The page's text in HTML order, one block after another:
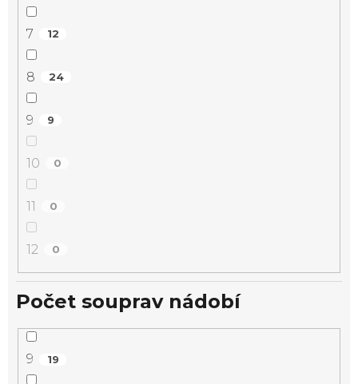
7 12
8 24
9 9
10 0
11 0
12 0
Počet souprav nádobí
9 19